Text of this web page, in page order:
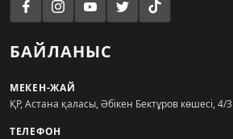
БАЙЛАНЫС
МЕКЕН-ЖАЙ
ҚР, Астана қаласы, Әбікен Бектұров көшесі, 4/3
ТЕЛЕФОН